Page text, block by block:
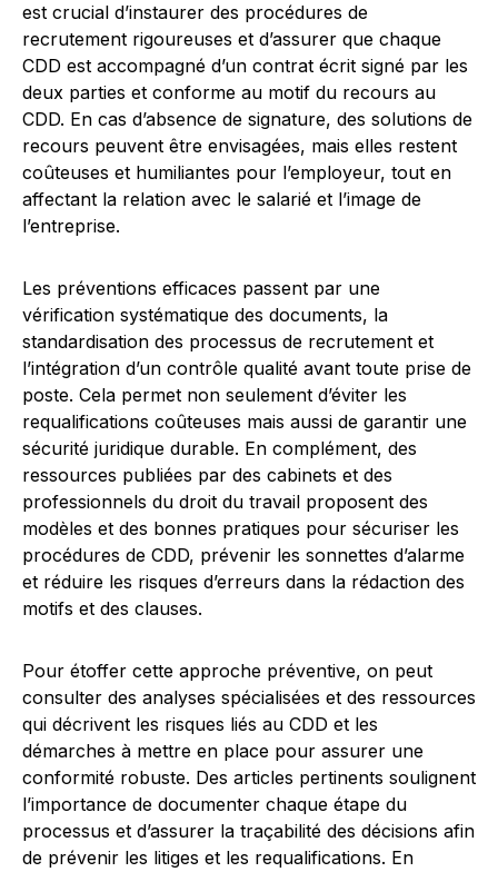
est crucial d’instaurer des procédures de
recrutement rigoureuses et d’assurer que chaque
CDD est accompagné d’un contrat écrit signé par les
deux parties et conforme au motif du recours au
CDD. En cas d’absence de signature, des solutions de
recours peuvent être envisagées, mais elles restent
coûteuses et humiliantes pour l’employeur, tout en
affectant la relation avec le salarié et l’image de
l’entreprise.
Les préventions efficaces passent par une
vérification systématique des documents, la
standardisation des processus de recrutement et
l’intégration d’un contrôle qualité avant toute prise de
poste. Cela permet non seulement d’éviter les
requalifications coûteuses mais aussi de garantir une
sécurité juridique durable. En complément, des
ressources publiées par des cabinets et des
professionnels du droit du travail proposent des
modèles et des bonnes pratiques pour sécuriser les
procédures de CDD, prévenir les sonnettes d’alarme
et réduire les risques d’erreurs dans la rédaction des
motifs et des clauses.
Pour étoffer cette approche préventive, on peut
consulter des analyses spécialisées et des ressources
qui décrivent les risques liés au CDD et les
démarches à mettre en place pour assurer une
conformité robuste. Des articles pertinents soulignent
l’importance de documenter chaque étape du
processus et d’assurer la traçabilité des décisions afin
de prévenir les litiges et les requalifications. En